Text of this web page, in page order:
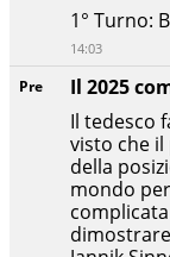
Pre
Il 2025
Il tedesco
visto che
della
mondo
1° Turno:
14:03